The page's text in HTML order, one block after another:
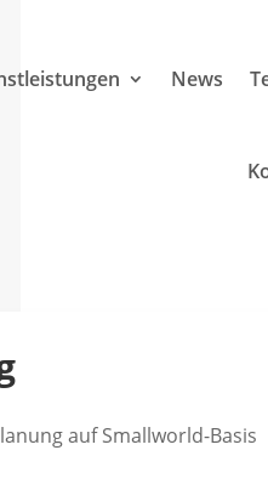
News
auf Smallworld-Basis